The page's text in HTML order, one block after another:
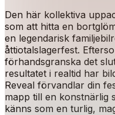
Den här kollektiva
som att hitta en
en legendarisk
åttiotalslagerfest.
förhandsgranska det
resultatet i realtid har
Reveal förvandlar din
mapp till en konstnärlig
känns som en turlig,